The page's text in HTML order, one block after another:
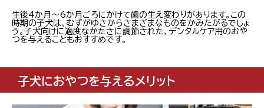
生後4か月～6か月ごろにかけて歯の生え変わりがあります。この
時期の子犬は、むずがゆさからさまざまなものをかみたがるでしょ
う。子犬向けに適度なかたさに調節された、デンタルケア用のおや
つを与えることもおすすめです。
子犬におやつを与えるメリット